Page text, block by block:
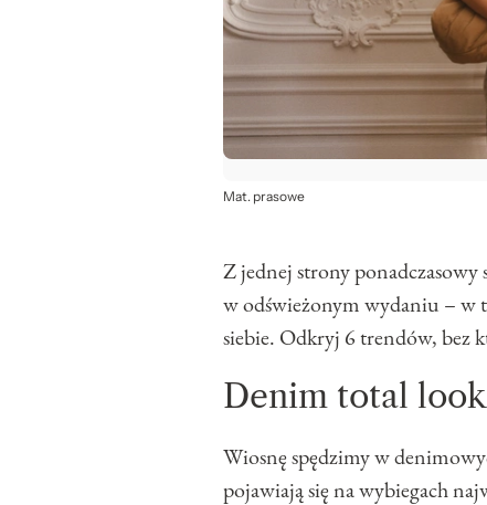
Mat. prasowe
Z jednej strony
w odświeżonym wydaniu – w
siebie. Odkryj 6 trendów, bez
Denim total look
Wiosnę spędzimy w
pojawiają się na wybiegach